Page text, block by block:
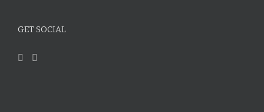
GET SOCIAL